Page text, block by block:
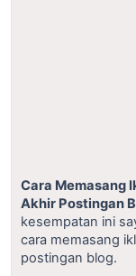
Cara Memasang
Akhir Postingan
kesempatan ini
cara memasang
postingan blog.